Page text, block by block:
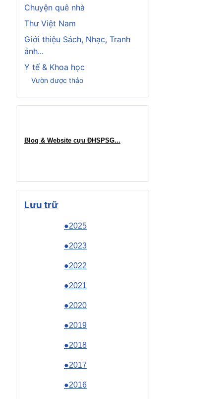
Chuyện quê nhà
Thư Việt Nam
Giới thiệu Sách, Nhạc, Tranh
ảnh...
Y tế & Khoa học
Vườn dược thảo
Blog & Website cựu ĐHSPSG...
Lưu trữ
●2025
●2023
●2022
●2021
●2020
●2019
●2018
●2017
●2016